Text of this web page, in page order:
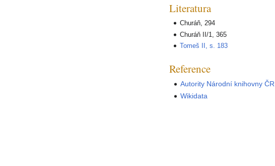
Literatura
Churáň, 294
Churáň II/1, 365
Tomeš II, s. 183
Reference
Autority Národní knihovny ČR
Wikidata